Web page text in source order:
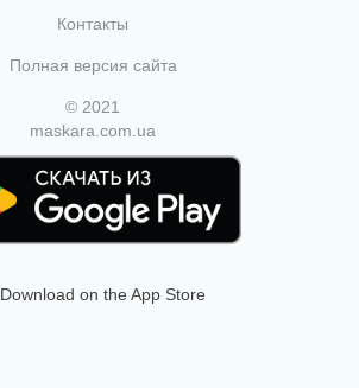
Контакты
Полная версия сайта
© 2021
maskara.com.ua